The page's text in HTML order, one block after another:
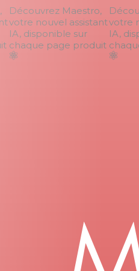
Découvrez Maestro,
votre nouvel assistant
IA, disponible sur
chaque page produit
votre
IA,